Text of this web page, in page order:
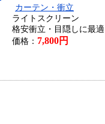
カーテン・衝立
ライトスクリーン
格安衝立・目隠しに最適
価格： 7,800円